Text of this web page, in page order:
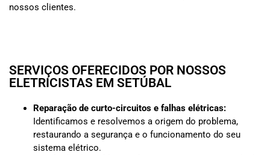
nossos clientes.
SERVIÇOS OFERECIDOS POR NOSSOS
ELETRICISTAS EM SETÚBAL
Reparação de curto-circuitos e falhas elétricas:
Identificamos e resolvemos a origem do problema,
restaurando a segurança e o funcionamento do seu
sistema elétrico.